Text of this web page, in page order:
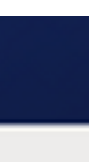
명령어를 입력